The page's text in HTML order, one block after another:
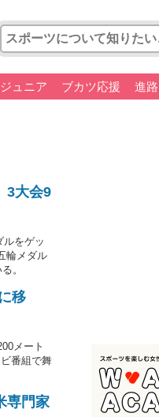
ジュニア ブカツ応援 進路
3大会9
をゲッ
輪メダル
。
移
メート
番組で舞
専門家